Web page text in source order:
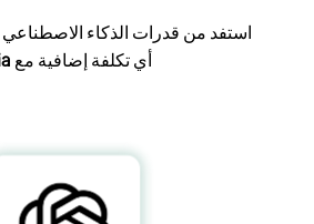
استفد من قدرات الذكاء
أي تكلفة إضافية مع